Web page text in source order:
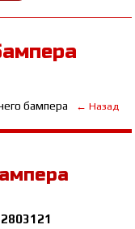
бампера ← Назад